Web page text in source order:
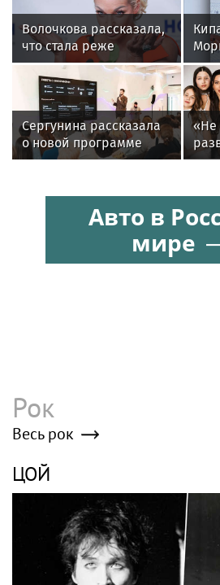
Волочкова рассказала,
что стала реже
показывать шпагаты
из-за операции на ноге
Сергунина рассказала
о новой программе
Москвы для российских
«Не
Авто в
мире
Рок
Весь рок
ЦОЙ